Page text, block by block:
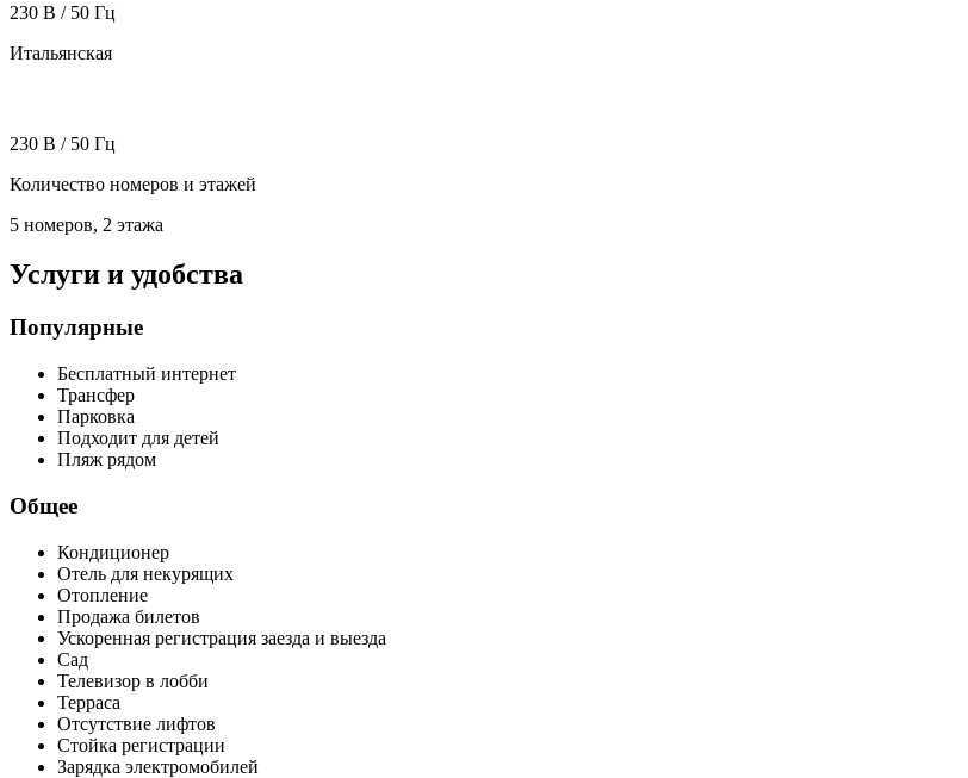
230 В / 50 Гц
Итальянская
230 В / 50 Гц
Количество номеров и этажей
5 номеров, 2 этажа
Услуги и удобства
Популярные
Бесплатный интернет
Трансфер
Парковка
Подходит для детей
Пляж рядом
Общее
Кондиционер
Отель для некурящих
Отопление
Продажа билетов
Ускоренная регистрация заезда и выезда
Сад
Телевизор в лобби
Терраса
Отсутствие лифтов
Стойка регистрации
Зарядка электромобилей